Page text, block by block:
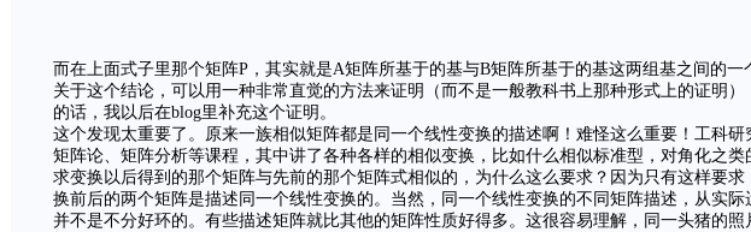
而在上面式子里那个矩阵P，其实就是A矩阵所基于的基与B矩阵所基于的基这两组基之间的一
关于这个结论，可以用一种非常直觉的方法来证明（而不是一般教科书上那种形式上的证明）
的话，我以后在blog里补充这个证明。
这个发现太重要了。原来一族相似矩阵都是同一个线性变换的描述啊！难怪这么重要！工科研
矩阵论、矩阵分析等课程，其中讲了各种各样的相似变换，比如什么相似标准型，对角化之类
求变换以后得到的那个矩阵与先前的那个矩阵式相似的，为什么这么要求？因为只有这样要求
换前后的两个矩阵是描述同一个线性变换的。当然，同一个线性变换的不同矩阵描述，从实际
并不是不分好环的。有些描述矩阵就比其他的矩阵性质好得多。这很容易理解，同一头猪的照